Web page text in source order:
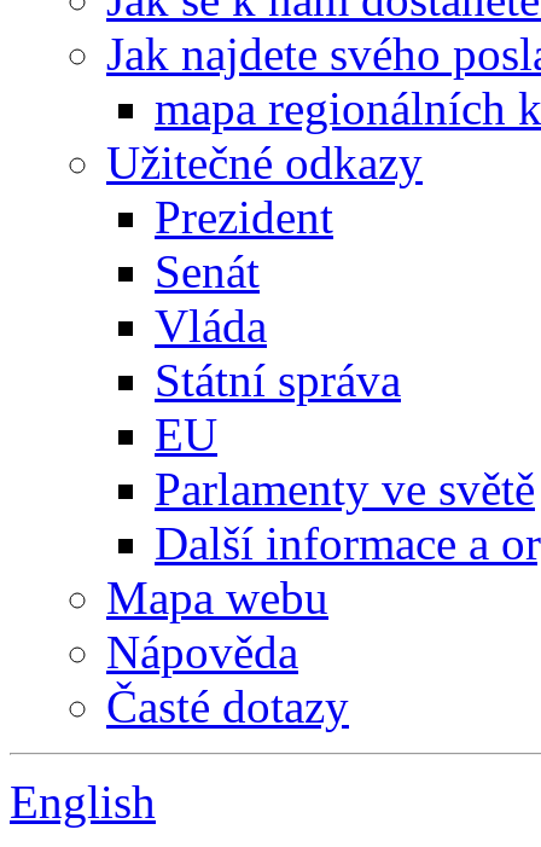
Jak najdete svého
mapa regionálních
Užitečné odkazy
Prezident
Senát
Vláda
Státní správa
EU
Parlamenty ve světě
Další informace a
Mapa webu
Nápověda
Časté dotazy
English